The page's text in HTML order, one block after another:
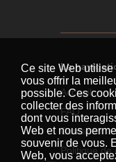
La
Accueil
FAQ
Contacter
Politique de
Ce site Web
vous offrir la
possible. Ces
collecter des
dont vous
Web et nous
souvenir de vous.
Web, vous